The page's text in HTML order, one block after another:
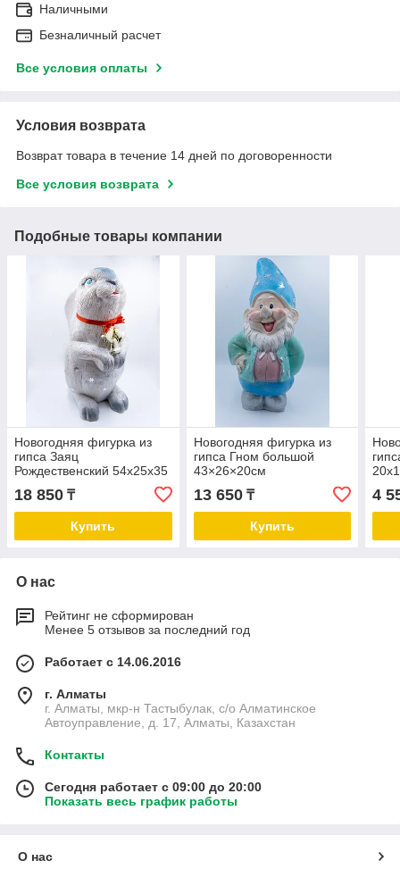
Наличными
Безналичный расчет
Все условия оплаты
Условия возврата
Возврат товара в течение 14 дней по договоренности
Все условия возврата
Подобные товары компании
Новогодняя фигурка из
гипса Заяц
Рождественский 54х25х35
18 850 ₸
Купить
Новогодняя фигурка из
гипса Гном большой
43×26×20см
13 650₸
Купить
4
О нас
Рейтинг не сформирован
Менее 5 отзывов за последний год
Работает с 14.06.2016
г. Алматы
г. Алматы, мкр-н Тастыбулак, с/о Алматинское
Автоуправление, д. 17, Алматы, Казахстан
Контакты
Сегодня работает с 09:00 до 20:00
Показать весь график работы
О нас